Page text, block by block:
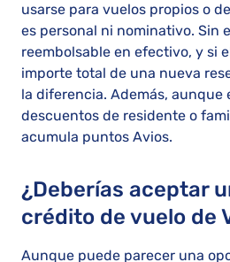
usarse para vuelos propios o
es personal ni nominativo. Sin
reembolsable en efectivo, y si
importe total de una nueva
la diferencia. Además, aunque
descuentos de residente o
acumula puntos Avios.
¿Deberías aceptar
crédito de vuelo de
Aunque puede parecer una